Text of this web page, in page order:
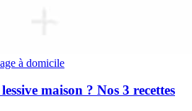
à domicile
maison ? Nos 3 recettes